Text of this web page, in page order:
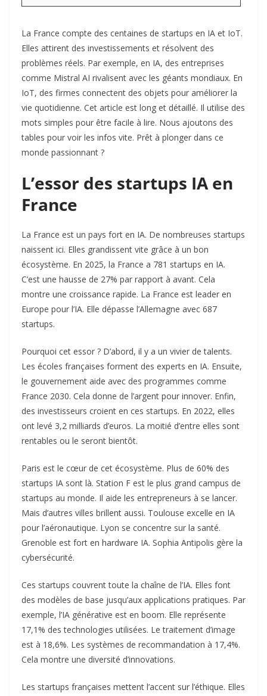
La France compte des centaines de startups en IA et IoT.
Elles attirent des investissements et résolvent des
problèmes réels. Par exemple, en IA, des entreprises
comme Mistral AI rivalisent avec les géants mondiaux. En
IoT, des firmes connectent des objets pour améliorer la
vie quotidienne. Cet article est long et détaillé. Il utilise des
mots simples pour être facile à lire. Nous ajoutons des
tables pour voir les infos vite. Prêt à plonger dans ce
monde passionnant ?
L’essor des startups IA en
France
La France est un pays fort en IA. De nombreuses startups
naissent ici. Elles grandissent vite grâce à un bon
écosystème. En 2025, la France a 781 startups en IA.
C’est une hausse de 27% par rapport à avant. Cela
montre une croissance rapide. La France est leader en
Europe pour l’IA. Elle dépasse l’Allemagne avec 687
startups.
Pourquoi cet essor ? D’abord, il y a un vivier de talents.
Les écoles françaises forment des experts en IA. Ensuite,
le gouvernement aide avec des programmes comme
France 2030. Cela donne de l’argent pour innover. Enfin,
des investisseurs croient en ces startups. En 2022, elles
ont levé 3,2 milliards d’euros. La moitié d’entre elles sont
rentables ou le seront bientôt.
Paris est le cœur de cet écosystème. Plus de 60% des
startups IA sont là. Station F est le plus grand campus de
startups au monde. Il aide les entrepreneurs à se lancer.
Mais d’autres villes brillent aussi. Toulouse excelle en IA
pour l’aéronautique. Lyon se concentre sur la santé.
Grenoble est fort en hardware IA. Sophia Antipolis gère la
cybersécurité.
Ces startups couvrent toute la chaîne de l’IA. Elles font
des modèles de base jusqu’aux applications pratiques. Par
exemple, l’IA générative est en boom. Elle représente
17,1% des technologies utilisées. Le traitement d’image
est à 18,6%. Les systèmes de recommandation à 17,4%.
Cela montre une diversité d’innovations.
Les startups françaises mettent l’accent sur l’éthique. Elles